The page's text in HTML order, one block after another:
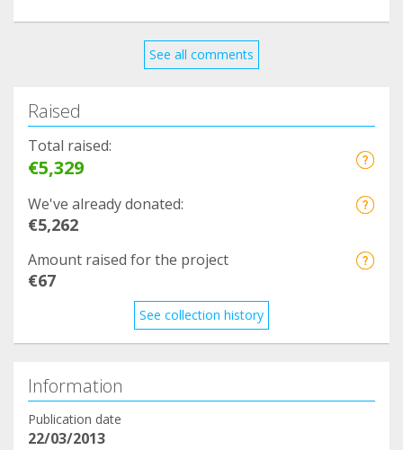
See all comments
Raised
Total raised:
€5,329
We've already donated:
€5,262
Amount raised for the project
€67
See collection history
Information
Publication date
22/03/2013